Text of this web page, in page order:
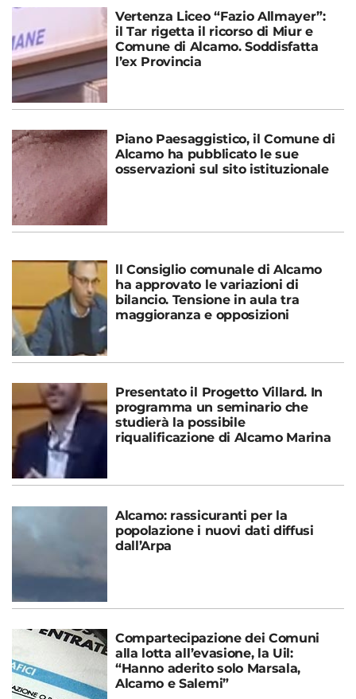
Vertenza Liceo “Fazio Allmayer”:
il Tar rigetta il ricorso di Miur e
Comune di Alcamo. Soddisfatta
l’ex Provincia
Piano Paesaggistico, il Comune di
Alcamo ha pubblicato le sue
osservazioni sul sito istituzionale
ll Consiglio comunale di Alcamo
ha approvato le variazioni di
bilancio. Tensione in aula tra
maggioranza e opposizioni
Presentato il Progetto Villard. In
programma un seminario che
studierà la possibile
riqualificazione di Alcamo Marina
Alcamo: rassicuranti per la
popolazione i nuovi dati diffusi
dall’Arpa
Compartecipazione dei Comuni
alla lotta all’evasione, la Uil:
“Hanno aderito solo Marsala,
Alcamo e Salemi”